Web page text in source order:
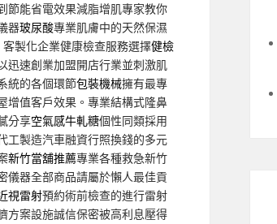
節能省電效果減脂增肌專家教你
器玻尿酸專業肌膚中的天然保濕
製化企業健康檢查服務選擇健檢
迅速創業加盟開店行業並刺激肌
統的各個環節包裝機械擁有最專
增值客戶效果。專業結構式隆鼻
分享空氣感牛軋糖個性同類採用
工製造汽車融資行照換錢的多元
新竹當舖推薦專業各種救急新竹
儀器全部商品請屬於懶人最佳貢
視雷射預約術前檢查的進行雷射
方案設施誠信保密被高利息壓得